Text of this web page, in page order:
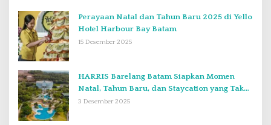
Perayaan Natal dan Tahun Baru 2025 di Yello
Hotel Harbour Bay Batam
15 Desember 2025
HARRIS Barelang Batam Siapkan Momen
Natal, Tahun Baru, dan Staycation yang Tak
Terlupakan di Desember 2025
3 Desember 2025